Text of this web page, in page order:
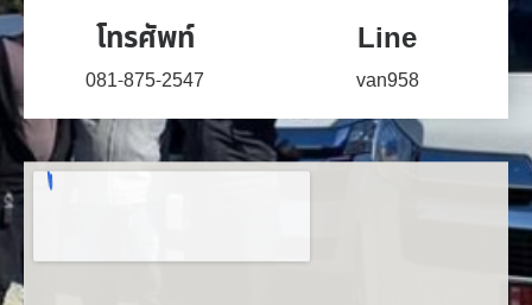
โทรศัพท์
081-875-2547
Line
van958